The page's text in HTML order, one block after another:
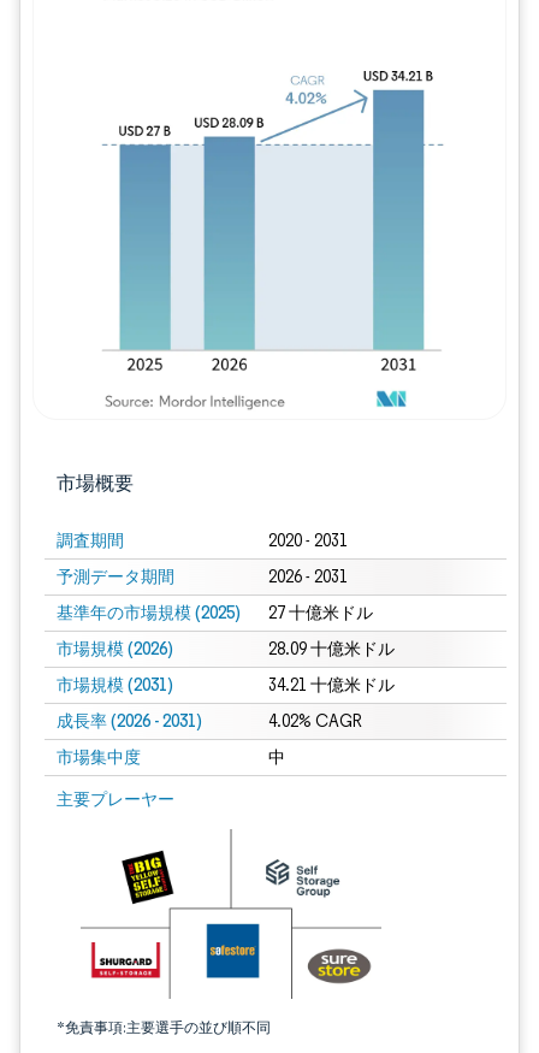
市場概要
調査期間 2020 - 2031
予測データ期間 2026 - 2031
基準年の市場規模 (2025) 27 十億米ドル
市場規模 (2026) 28.09 十億米ドル
市場規模 (2031) 34.21 十億米ドル
成長率 (2026 - 2031) 4.02% CAGR
市場集中度 中
主要プレーヤー
*免責事項:主要選手の並び順不同
画像 © Mordor Intelligence。再利用にはCC BY 4.0の表示が必要です。